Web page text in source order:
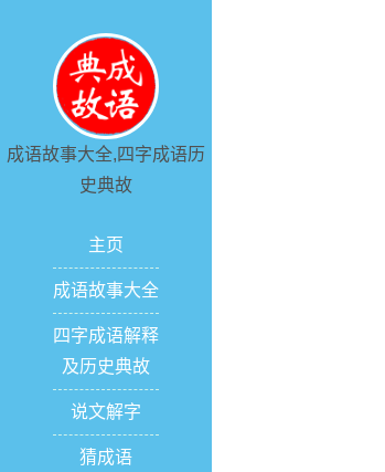
成语故事大全,四字成语历
史典故
主页
成语故事大全
四字成语解释
及历史典故
说文解字
猜成语